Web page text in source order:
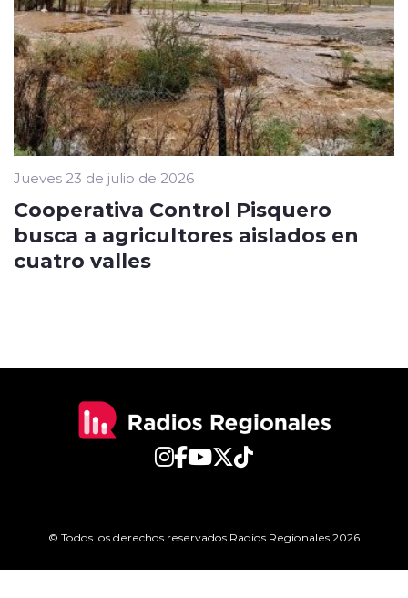
Jueves 23 de julio de 2026
Cooperativa Control Pisquero
busca a agricultores aislados en
cuatro valles
© Todos los derechos reservados Radios Regionales 2026